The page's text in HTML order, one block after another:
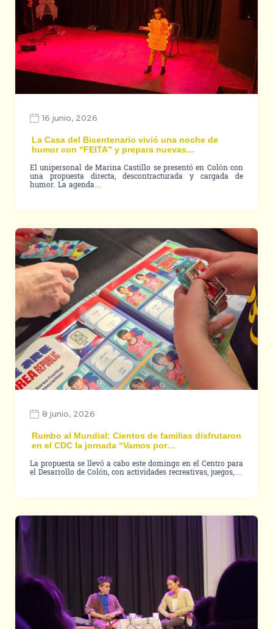
16 junio, 2026
La Casa del Bicentenario vivió una noche de
humor con “FEITA” y prepara nuevas…
El unipersonal de Marina Castillo se presentó en Colón con
una propuesta directa, descontracturada y cargada de
humor. La agenda…
8 junio, 2026
Rumbo al Mundial: Cientos de familias disfrutaron
en el CDC la jornada “Vamos por…
La propuesta se llevó a cabo este domingo en el Centro para
el Desarrollo de Colón, con actividades recreativas, juegos,…